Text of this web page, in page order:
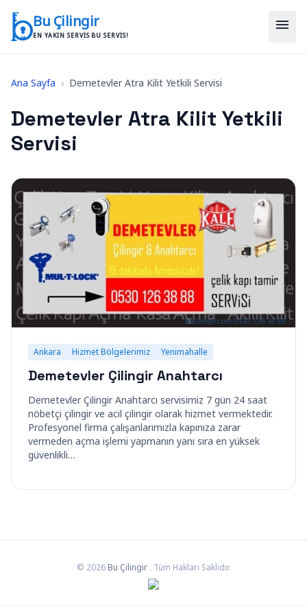
Bu Çilingir
EN YAKIN SERVIS BU SERVIS!
menu
Ana Sayfa › Demetevler Atra Kilit Yetkili Servisi
Demetevler Atra Kilit Yetkili
Servisi
Ankara Hizmet Bölgelerimiz Yenimahalle
Demetevler Çilingir Anahtarcı
Demetevler Çilingir Anahtarcı servisimiz 7 gün 24 saat
nöbetçi çilingir ve acil çilingir olarak hizmet vermektedir.
Profesyonel firma çalışanlarımızla kapınıza zarar
vermeden açma işlemi yapmanın yanı sıra en yüksek
güvenlikli…
© 2026 Bu Çilingir . Tüm Hakları Saklıdır.